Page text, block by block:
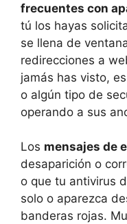
frecuentes con
tú los hayas
se llena de
redirecciones a
jamás has visto,
o algún tipo de
operando a sus
Los mensajes de
desaparición o
o que tu antivirus
solo o aparezca
banderas rojas.